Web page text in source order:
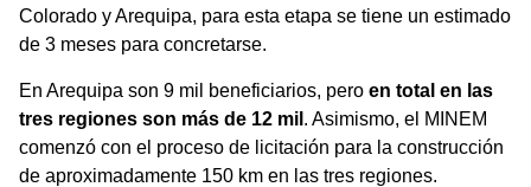
Colorado y Arequipa, para esta etapa se tiene un estimado
de 3 meses para concretarse.
En Arequipa son 9 mil beneficiarios, pero en total en las
tres regiones son más de 12 mil . Asimismo, el MINEM
comenzó con el proceso de licitación para la construcción
de aproximadamente 150 km en las tres regiones.